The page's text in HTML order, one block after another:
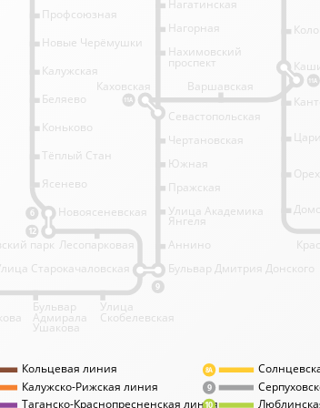
Кольцевая линия
Калужско-Рижская линия
Таганско-Краснопресненская линия
9
10
8А
11А
11А
9
6
12
Профсоюзная
Новые Черёмушки
Калужская
Беляево
Коньково
Тёплый Стан
Ясенево
Новоясеневская
Нагатинская
Нагорная
Нахимовский
проспект
Севастопольская
Чертановская
Южная
Пражская
Улица Академика
Янгеля
Аннино
Бульвар Дмитрия Донского
Варшавская
парк Лесопарковая
Старокачаловская
Улица
Скобелевская
Бульвар
Адмирала
Ушакова
Каховская